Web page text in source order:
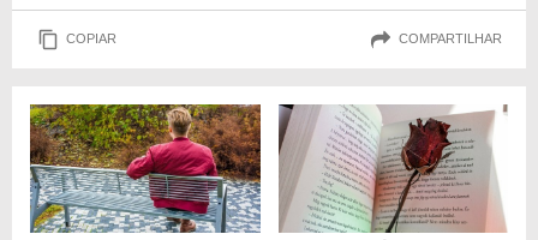
COPIAR COMPARTILHAR